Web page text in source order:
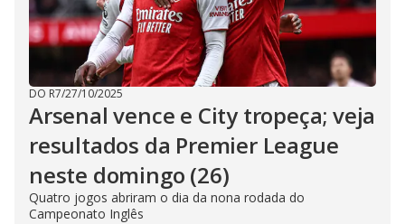
DO R7/27/10/2025
Arsenal vence e City tropeça; veja
resultados da Premier League
neste domingo (26)
Quatro jogos abriram o dia da nona rodada do
Campeonato Inglês